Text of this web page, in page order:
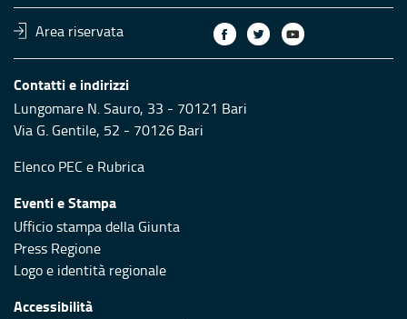
Area riservata
Contatti e indirizzi
Lungomare N. Sauro, 33 - 70121 Bari
Via G. Gentile, 52 - 70126 Bari
Elenco PEC e Rubrica
Eventi e Stampa
Ufficio stampa della Giunta
Press Regione
Logo e identità regionale
Accessibilità